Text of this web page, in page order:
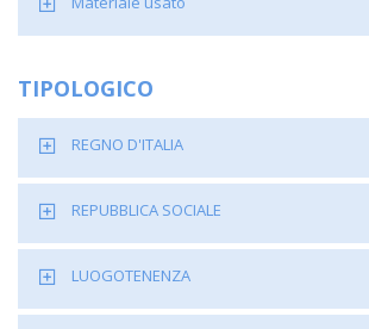
TIPOLOGICO
REGNO D'ITALIA
REPUBBLICA SOCIALE
LUOGOTENENZA